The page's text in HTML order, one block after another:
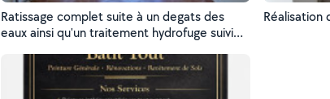
Ratissage complet suite à un degats des
eaux ainsi qu'un traitement hydrofuge suivie
Réalisation